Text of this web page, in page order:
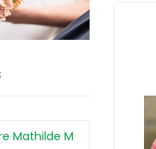
Mathilde M